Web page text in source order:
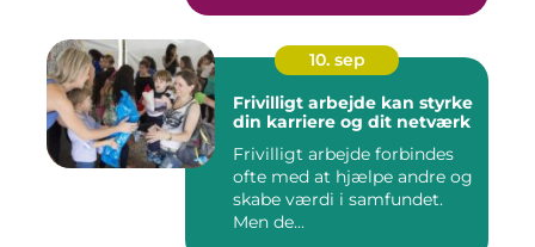
10. sep
Frivilligt arbejde kan styrke
din karriere og dit netværk
Frivilligt arbejde forbindes
ofte med at hjælpe andre og
skabe værdi i samfundet.
Men de...